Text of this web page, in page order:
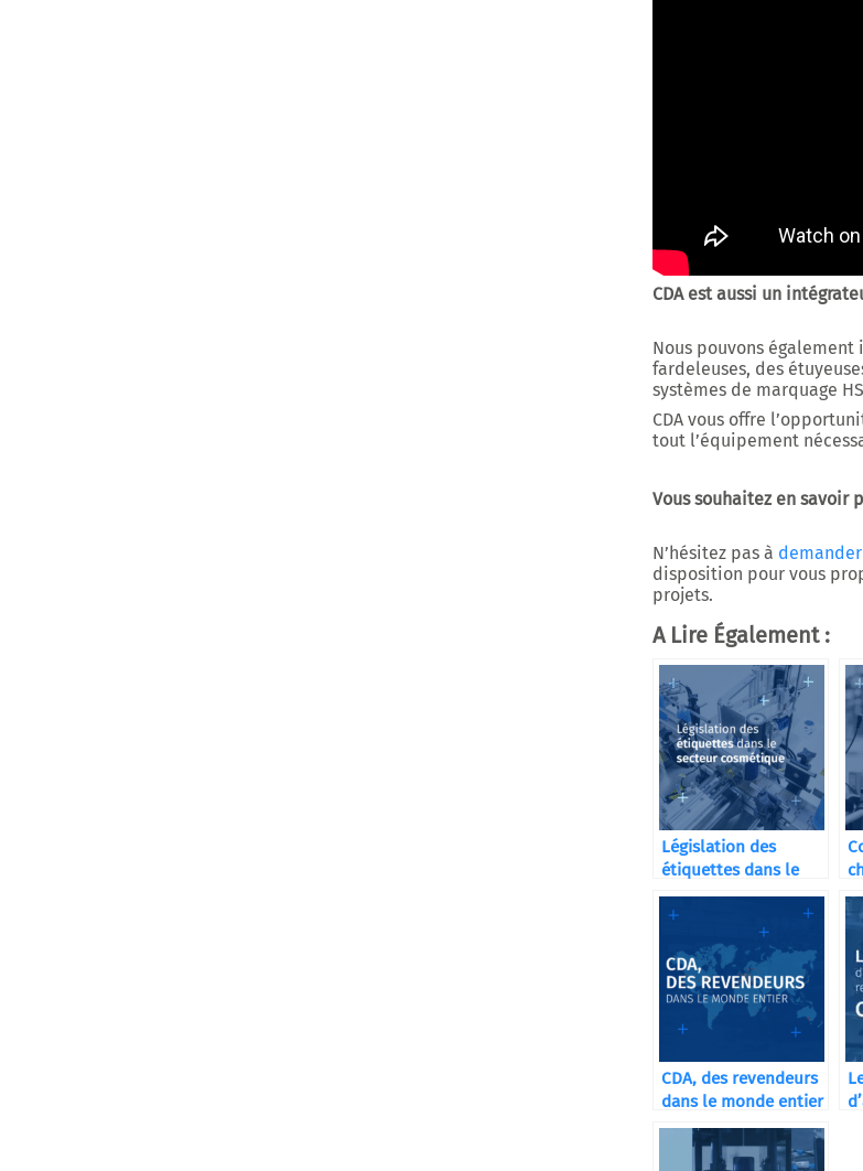
CDA est aussi un
Nous pouvons
fardeleuses, des
systèmes de marquage
CDA vous offre
tout l’équipement
Vous souhaitez en savoir
N’hésitez pas à
disposition pour vous
projets.
A Lire Également :
Législation des
étiquettes dans le
secteur cosmétique
CDA, des revendeurs
dans le monde entier